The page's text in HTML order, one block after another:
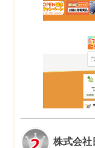
株式会社